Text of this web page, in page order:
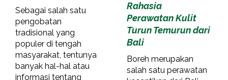
Sebagai salah satu
pengobatan
tradisional yang
populer di tengah
masyarakat, tentunya
banyak hal-hal atau
informasi tentang
Rahasia
Perawatan Kulit
Turun Temurun dari
Bali
Boreh merupakan
salah satu perawatan